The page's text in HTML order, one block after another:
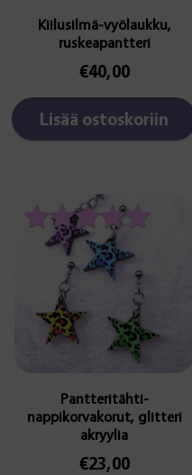
Kiilusilmä-vyölaukku,
ruskeapantteri
€40,00
Lisää ostoskoriin
Pantteritähti-
nappikorvakorut, glitteri
akryylia
Arvostelu
tuotteesta:
5.00
/ 5
€23,00
Tällä
tuotteella
on
useampi
muunnelma.
tehdä
valinnat
tuotteen